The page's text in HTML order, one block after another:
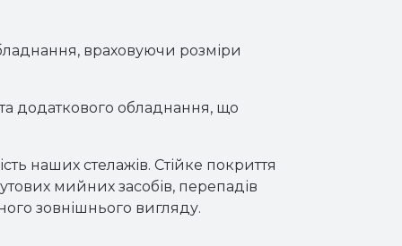
враховуючи розміри
додаткового обладнання, що
наших стелажів. Стійке покриття
мийних засобів, перепадів
зовнішнього вигляду.